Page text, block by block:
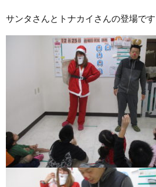
サンタさんとトナカイさんの登場です